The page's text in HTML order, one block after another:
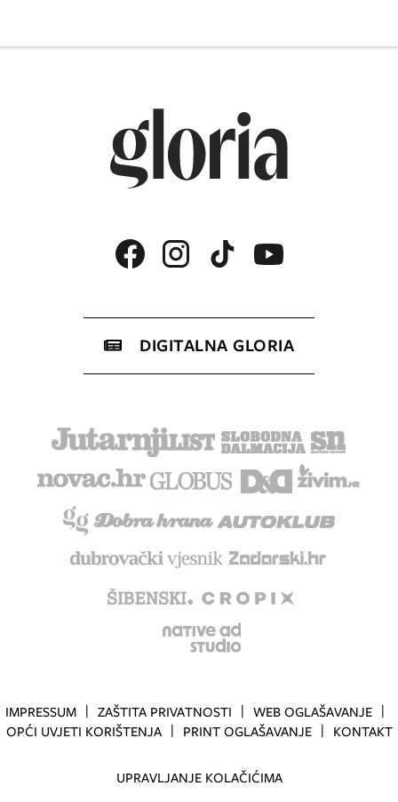
DIGITALNA GLORIA
IMPRESSUM ZAŠTITA PRIVATNOSTI
WEB OGLAŠAVANJE
OPĆI UVJETI KORIŠTENJA
PRINT OGLAŠAVANJE KONTAKT
UPRAVLJANJE KOLAČIĆIMA